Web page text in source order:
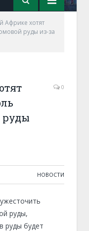
хотят
руды из-за
руды
0
НОВОСТИ
руды,
руды будет